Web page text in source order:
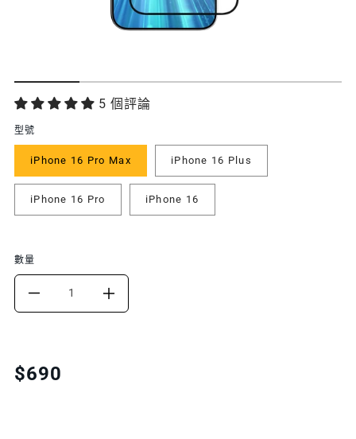
功
能
特
色
5 個評論
Translation
missing:
$690
型號
iPhone 16 Pro Max iPhone 16 Plus
iPhone 16 Pro iPhone 16
數量
DECREASE
FOR
INCREASE